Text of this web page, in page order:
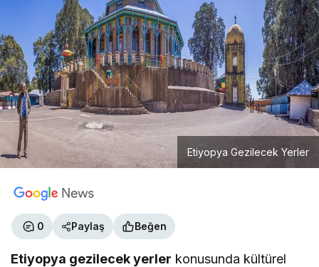
Etiyopya Gezilecek Yerler
0 Paylaş Beğen
Etiyopya gezilecek yerler konusunda kültürel